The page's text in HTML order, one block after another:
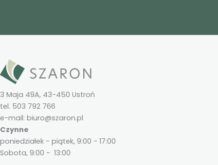
3 Maja 49A, 43-450 Ustroń
tel. 503 792 766
e-mail: biuro@szaron.pl
Czynne
poniedziałek - piątek, 9:00 - 17:00
Sobota, 9:00 - 13:00